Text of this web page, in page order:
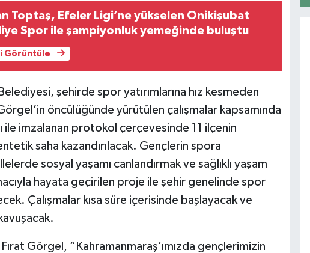
Toptaş, Efeler Ligi’ne yükselen Onikişubat
Spor ile şampiyonluk yemeğinde buluştu
Görüntüle
şehirde spor yatırımlarına hız kesmeden
öncülüğünde yürütülen çalışmalar kapsamında
ile imzalanan protokol çerçevesinde 11 ilçenin
saha kazandırılacak. Gençlerin spora
sosyal yaşamı canlandırmak ve sağlıklı yaşam
hayata geçirilen proje ile şehir genelinde spor
Çalışmalar kısa süre içerisinde başlayacak ve
Görgel, “Kahramanmaraş’ımızda gençlerimizin